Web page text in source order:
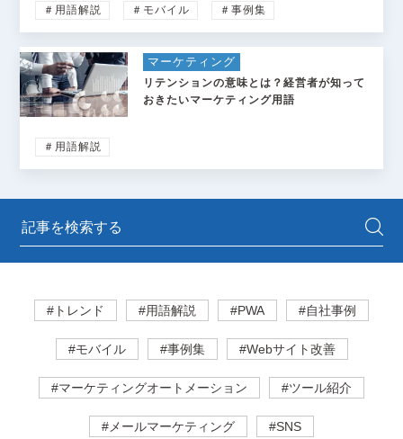
＃用語解説 ＃モバイル ＃事例集
マーケティング
リテンションの意味とは？経営者が知って
おきたいマーケティング用語
＃用語解説
#トレンド #用語解説 #PWA #自社事例
#モバイル #事例集 #Webサイト改善
#マーケティングオートメーション #ツール紹介
#メールマーケティング #SNS